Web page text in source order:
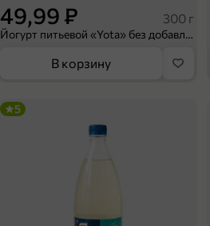
49,99 ₽ 300 г
Йогурт питьевой «Yota» без добавления сахара, 300 г
В корзину
5